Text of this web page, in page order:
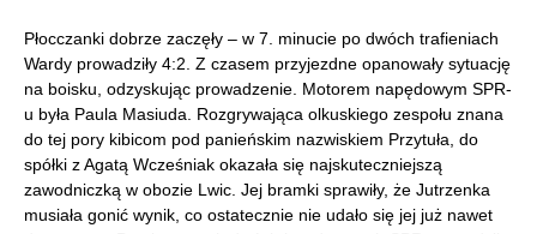
Płocczanki dobrze zaczęły – w 7. minucie po dwóch trafieniach
Wardy prowadziły 4:2. Z czasem przyjezdne opanowały sytuację
na boisku, odzyskując prowadzenie. Motorem napędowym SPR-
u była Paula Masiuda. Rozgrywająca olkuskiego zespołu znana
do tej pory kibicom pod panieńskim nazwiskiem Przytuła, do
spółki z Agatą Wcześniak okazała się najskuteczniejszą
zawodniczką w obozie Lwic. Jej bramki sprawiły, że Jutrzenka
musiała gonić wynik, co ostatecznie nie udało się jej już nawet